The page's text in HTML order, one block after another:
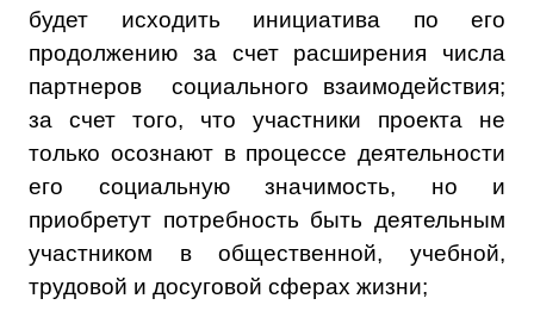
будет исходить инициатива по его
продолжению за счет расширения числа
партнеров социального взаимодействия;
за счет того, что участники проекта не
только осознают в процессе деятельности
его социальную значимость, но и
приобретут потребность быть деятельным
участником в общественной, учебной,
трудовой и досуговой сферах жизни;